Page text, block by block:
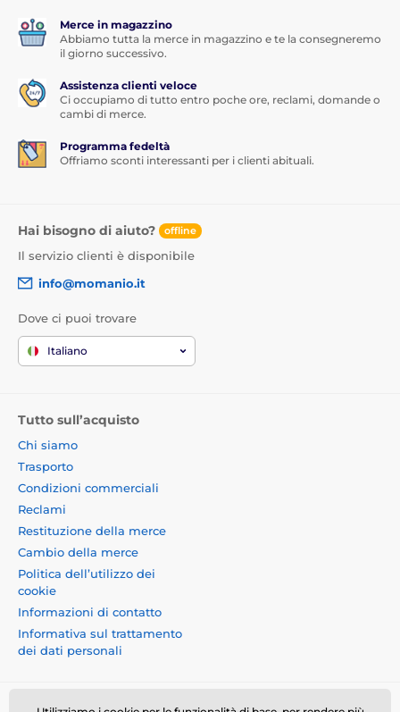
Merce in magazzino
Abbiamo tutta la merce in magazzino e te la consegneremo
il giorno successivo.
Assistenza clienti veloce
Ci occupiamo di tutto entro poche ore, reclami, domande o
cambi di merce.
Programma fedeltà
Offriamo sconti interessanti per i clienti abituali.
Hai bisogno di aiuto? offline
Il servizio clienti è disponibile
info@momanio.it
Dove ci puoi trovare
Italiano
Tutto sull’acquisto
Chi siamo
Trasporto
Condizioni commerciali
Reclami
Restituzione della merce
Cambio della merce
Politica dell’utilizzo dei
cookie
Informazioni di contatto
Informativa sul trattamento
dei dati personali